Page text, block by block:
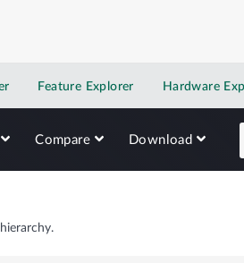
Feature Explorer Hardware
Compare Download